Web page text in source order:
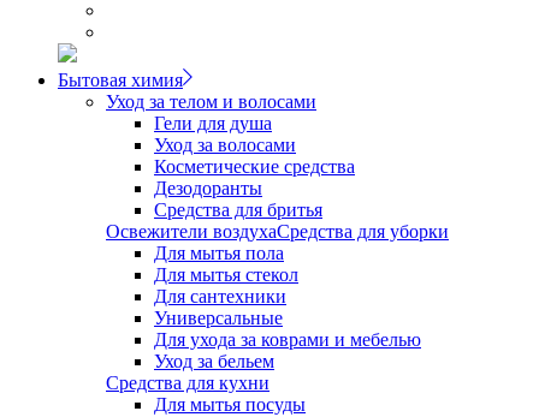
Бытовая химия
Уход за телом и волосами
Гели для душа
Уход за волосами
Косметические средства
Дезодоранты
Средства для бритья
Освежители воздухаСредства для уборки
Для мытья пола
Для мытья стекол
Для сантехники
Универсальные
Для ухода за коврами и мебелью
Уход за бельем
Средства для кухни
Для мытья посуды